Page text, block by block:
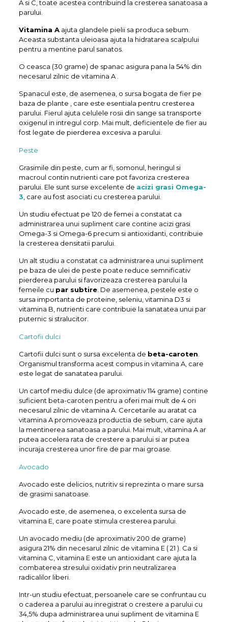
A si C, toate acestea contribuind la cresterea sanatoasa a
parului.
Vitamina Aajuta glandele pielii sa produca sebum.
Aceasta substanta uleioasa ajuta la hidratarea scalpului
pentru a mentine parul sanatos.
O ceasca (30 grame) de spanac asigura pana la 54% din
necesarul zilnic de vitamina A .
Spanacul este, de asemenea, o sursa bogata de fier pe
baza de plante , care este esentiala pentru cresterea
parului. Fierul ajuta celulele rosii din sange sa transporte
oxigenul in intregul corp. Mai mult, deficientele de fier au
fost legate de pierderea excesiva a parului.
Peste
Grasimile din peste, cum ar fi, somonul, heringul si
macroul contin nutrienti care pot favoriza cresterea
parului. Ele sunt surse excelente de acizi grasi Omega-
3 , care au fost asociati cu cresterea parului.
Un studiu efectuat pe 120 de femei a constatat ca
administrarea unui supliment care contine acizi grasi
Omega-3 si Omega-6 precum si antioxidanti, contribuie
la cresterea densitatii parului.
Un alt studiu a constatat ca administrarea unui supliment
pe baza de ulei de peste poate reduce semnificativ
pierderea parului si favorizeaza cresterea parului la
femeile cu par subtire. De asemenea, pestele este o
sursa importanta de proteine, seleniu, vitamina D3 si
vitamina B, nutrienti care contribuie la sanatatea unui par
puternic si stralucitor.
Cartofii dulci
Cartofii dulci sunt o sursa excelenta de beta-caroten
Organismul transforma acest compus in vitamina A, care
este legat de sanatatea parului.
Un cartof mediu dulce (de aproximativ 114 grame) contine
suficient beta-caroten pentru a oferi mai mult de 4 ori
necesarul zilnic de vitamina A. Cercetarile au aratat ca
vitamina A promoveaza productia de sebum, care ajuta
la mentinerea sanatoasa a parului. Mai mult, vitamina A ar
putea accelera rata de crestere a parului si ar putea
incuraja cresterea unor fire de par mai groase.
Avocado
Avocado este delicios, nutritiv si reprezinta o mare sursa
de grasimi sanatoase.
Avocado este, de asemenea, o excelenta sursa de
vitamina E, care poate stimula cresterea parului.
Un avocado mediu (de aproximativ 200 de grame)
asigura 21% din necesarul zilnic de vitamina E ( 21 ). Ca si
vitamina C, vitamina E este un antioxidant care ajuta la
combaterea stresului oxidativ prin neutralizarea
radicalilor liberi.
Intr-un studiu efectuat, persoanele care se confruntau cu
o caderea a parului au inregistrat o crestere a parului cu
34,5% dupa administrarea unui supliment de vitamina E